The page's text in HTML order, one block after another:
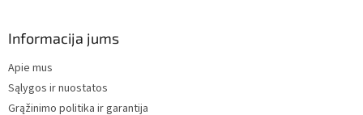
Informacija jums
Apie mus
Sąlygos ir nuostatos
Grąžinimo politika ir garantija